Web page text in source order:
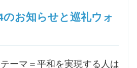
のお知らせと巡礼ウォ
ーマ＝平和を実現する人は